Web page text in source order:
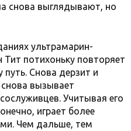
снова выглядывают, но
ультрамарин-
потихоньку повторяет
Снова дерзит и
вызывает
Учитывая его
играет более
Чем дальше, тем